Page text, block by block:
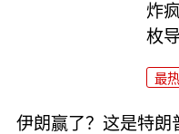
炸
枚
最热
伊朗赢了？这是特朗